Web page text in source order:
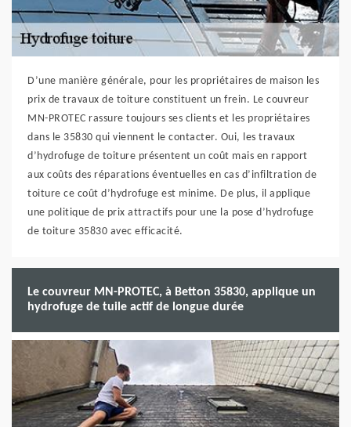
D’une manière générale, pour les propriétaires de maison les
prix de travaux de toiture constituent un frein. Le couvreur
MN-PROTEC rassure toujours ses clients et les propriétaires
dans le 35830 qui viennent le contacter. Oui, les travaux
d’hydrofuge de toiture présentent un coût mais en rapport
aux coûts des réparations éventuelles en cas d’infiltration de
toiture ce coût d’hydrofuge est minime. De plus, il applique
une politique de prix attractifs pour une la pose d’hydrofuge
de toiture 35830 avec efficacité.
Le couvreur MN-PROTEC, à Betton 35830, applique un
hydrofuge de tuile actif de longue durée